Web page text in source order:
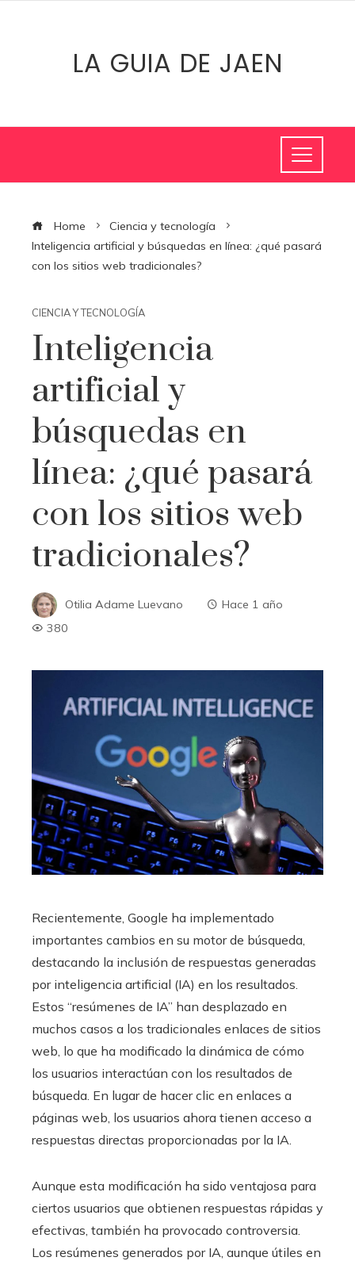
LA GUIA DE JAEN
Home
Ciencia y tecnología
Inteligencia artificial y búsquedas en línea: ¿qué pasará
con los sitios web tradicionales?
CIENCIA Y TECNOLOGÍA
Inteligencia
artificial y
búsquedas en
línea: ¿qué pasará
con los sitios web
tradicionales?
Otilia Adame Luevano
Hace 1 año
380
Recientemente, Google ha implementado
importantes cambios en su motor de búsqueda,
destacando la inclusión de respuestas generadas
por inteligencia artificial (IA) en los resultados.
Estos “resúmenes de IA” han desplazado en
muchos casos a los tradicionales enlaces de sitios
web, lo que ha modificado la dinámica de cómo
los usuarios interactúan con los resultados de
búsqueda. En lugar de hacer clic en enlaces a
páginas web, los usuarios ahora tienen acceso a
respuestas directas proporcionadas por la IA.
Aunque esta modificación ha sido ventajosa para
ciertos usuarios que obtienen respuestas rápidas y
efectivas, también ha provocado controversia.
Los resúmenes generados por IA, aunque útiles en